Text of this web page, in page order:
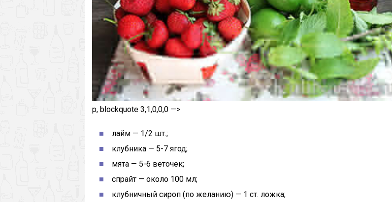
p, blockquote 3,1,0,0,0 —>
лайм — 1/2 шт.;
клубника — 5-7 ягод;
мята — 5-6 веточек;
спрайт — около 100 мл;
клубничный сироп (по желанию) — 1 ст. ложка;